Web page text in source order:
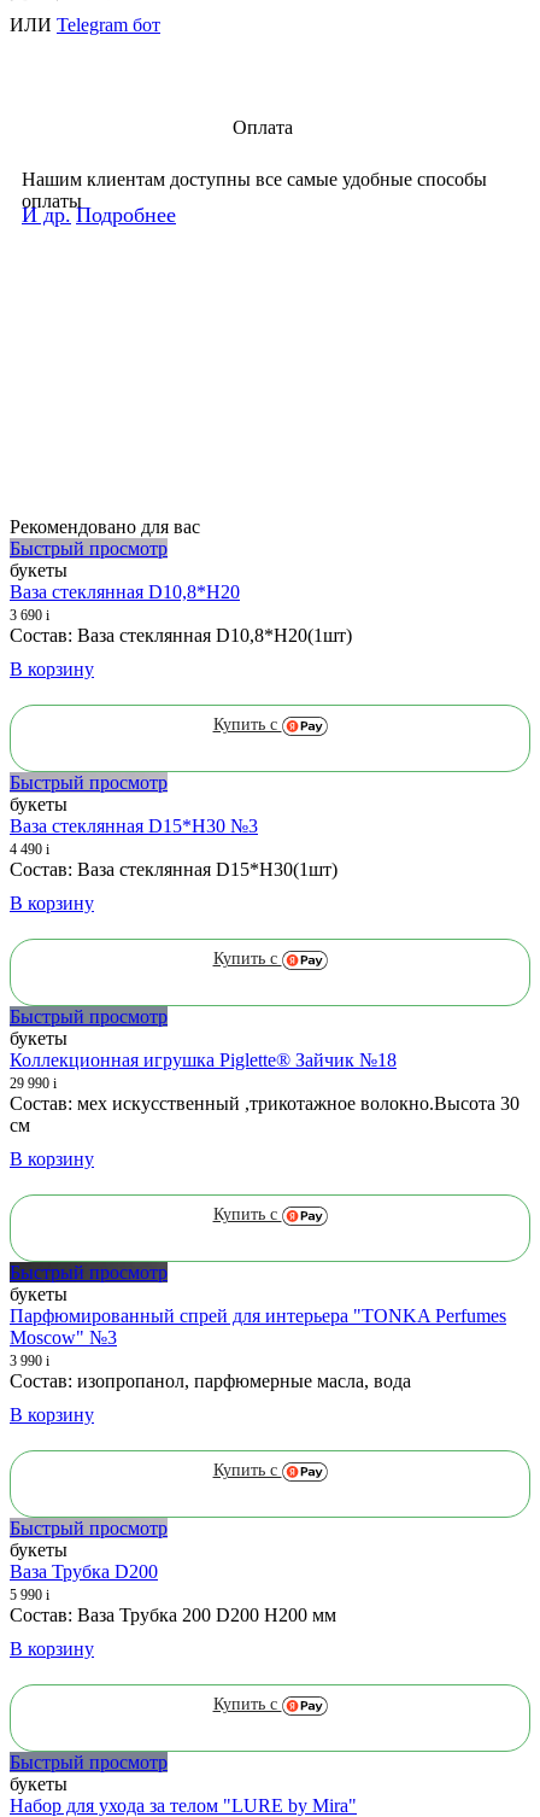
ИЛИ Telegram бот
Оплата
Нашим клиентам доступны все самые удобные способы
оплаты
И др. Подробнее
Рекомендовано для вас
Быстрый просмотр
букеты
Ваза стеклянная D10,8*H20
3 690 i
Состав: Ваза стеклянная D10,8*H20(1шт)
В корзину
Купить с
Быстрый просмотр
букеты
Ваза стеклянная D15*H30 №3
4 490 i
Состав: Ваза стеклянная D15*H30(1шт)
В корзину
Купить с
Быстрый просмотр
букеты
Коллекционная игрушка Piglette® Зайчик №18
29 990 i
Состав: мех искусственный ,трикотажное волокно.Высота 30
см
В корзину
Купить с
Быстрый просмотр
букеты
Парфюмированный спрей для интерьера "TONKA Perfumes
Moscow" №3
3 990 i
Состав: изопропанол, парфюмерные масла, вода
В корзину
Купить с
Быстрый просмотр
букеты
Ваза Трубка D200
5 990 i
Состав: Ваза Трубка 200 D200 H200 мм
В корзину
Купить с
Быстрый просмотр
букеты
Набор для ухода за телом "LURE by Mira"